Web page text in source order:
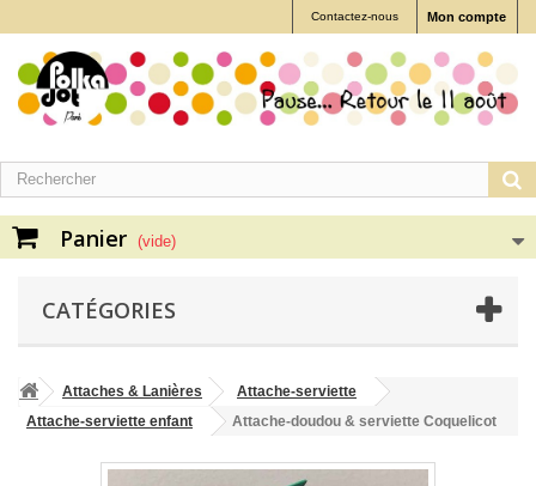
Mon compte
Contactez-nous
Panier (vide)
CATÉGORIES
Attaches & Lanières
Attache-serviette
Attache-serviette enfant
Attache-doudou & serviette Coquelicot